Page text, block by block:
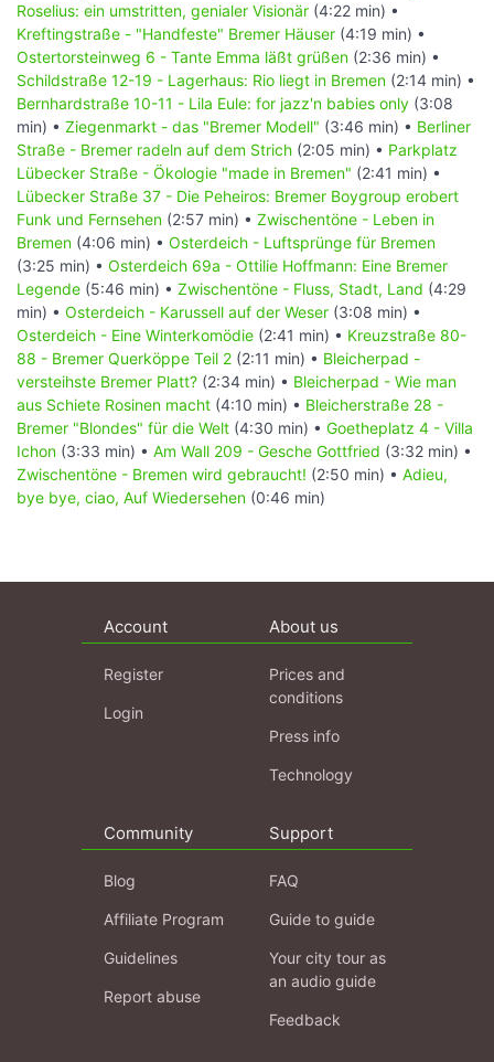
Roselius: ein umstritten, genialer Visionär (4:22 min) •
Kreftingstraße - "Handfeste" Bremer Häuser (4:19 min) •
Ostertorsteinweg 6 - Tante Emma läßt grüßen (2:36 min) •
Schildstraße 12-19 - Lagerhaus: Rio liegt in Bremen (2:14 min) •
Bernhardstraße 10-11 - Lila Eule: for jazz'n babies only (3:08
min) • Ziegenmarkt - das "Bremer Modell" (3:46 min) • Berliner
Straße - Bremer radeln auf dem Strich (2:05 min) • Parkplatz
Lübecker Straße - Ökologie "made in Bremen" (2:41 min) •
Lübecker Straße 37 - Die Peheiros: Bremer Boygroup erobert
Funk und Fernsehen (2:57 min) • Zwischentöne - Leben in
Bremen (4:06 min) • Osterdeich - Luftsprünge für Bremen
(3:25 min) • Osterdeich 69a - Ottilie Hoffmann: Eine Bremer
Legende (5:46 min) • Zwischentöne - Fluss, Stadt, Land (4:29
min) • Osterdeich - Karussell auf der Weser (3:08 min) •
Osterdeich - Eine Winterkomödie (2:41 min) • Kreuzstraße 80-
88 - Bremer Querköppe Teil 2 (2:11 min) • Bleicherpad -
versteihste Bremer Platt? (2:34 min) • Bleicherpad - Wie man
aus Schiete Rosinen macht (4:10 min) • Bleicherstraße 28 -
Bremer "Blondes" für die Welt (4:30 min) • Goetheplatz 4 - Villa
Ichon (3:33 min) • Am Wall 209 - Gesche Gottfried (3:32 min) •
Zwischentöne - Bremen wird gebraucht! (2:50 min) • Adieu,
bye bye, ciao, Auf Wiedersehen (0:46 min)
Account
Register
Login
About us
Prices and
conditions
Press info
Technology
Community
Blog
Affiliate Program
Guidelines
Report abuse
Support
FAQ
Guide to guide
Your city tour as
an audio guide
Feedback